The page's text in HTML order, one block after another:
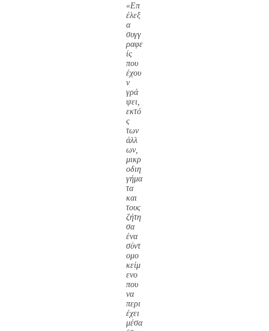
«Επ
έλεξ
α
συγγ
ραφε
ίς
που
έχου
ν
γρά
ψει,
εκτό
ς
των
άλλ
ων,
μικρ
οδιη
γήμα
τα
και
τους
ζήτη
σα
ένα
σύντ
ομο
κείμ
ενο
που
να
περι
έχει
μέσα